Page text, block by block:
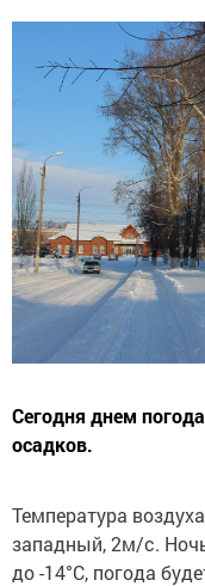
Сегодня днем
осадков.
Температура
западный, 2м/с.
до -14°C, погода